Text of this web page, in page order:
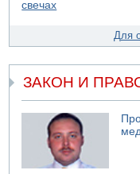
Министр обороны
свадьбу
07.08.2026 11:05
Саудовская Аравия
Для
ЗАКОН И